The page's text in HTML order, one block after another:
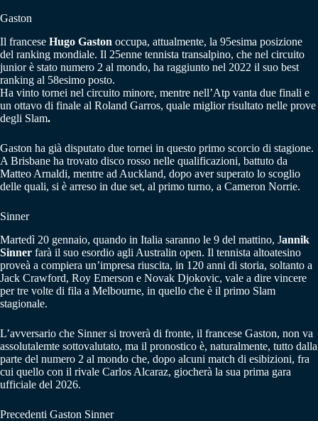
Gaston
Il francese Hugo Gaston occupa, attualmente, la 95esima posizione
del ranking mondiale. Il 25enne tennista transalpino, che nel circuito
junior è stato numero 2 al mondo, ha raggiunto nel 2022 il suo best
ranking al 58esimo posto.
Ha vinto tornei nel circuito minore, mentre nell’Atp vanta due finali e
un ottavo di finale al Roland Garros, quale miglior risultato nelle prove
degli Slam.
Gaston ha già disputato due tornei in questo primo scorcio di stagione.
A Brisbane ha trovato disco rosso nelle qualificazioni, battuto da
Matteo Arnaldi, mentre ad Auckland, dopo aver superato lo scoglio
delle quali, si è arreso in due set, al primo turno, a Cameron Norrie.
Sinner
Martedì 20 gennaio, quando in Italia saranno le 9 del mattino, Jannik
Sinner farà il suo esordio agli Australin open. Il tennista altoatesino
proveà a compiera un’impresa riuscita, in 120 anni di storia, soltanto a
Jack Crawford, Roy Emerson e Novak Djokovic, vale a dire vincere
per tre volte di fila a Melbourne, in quello che è il primo Slam
stagionale.
L’avversario che Sinner si troverà di fronte, il francese Gaston, non va
assolutalemte sottovalutato, ma il pronostico è, naturalmente, tutto dalla
parte del numero 2 al mondo che, dopo alcuni match di esibizioni, fra
cui quello con il rivale Carlos Alcaraz, giocherà la sua prima gara
ufficiale del 2026.
Precedenti Gaston Sinner